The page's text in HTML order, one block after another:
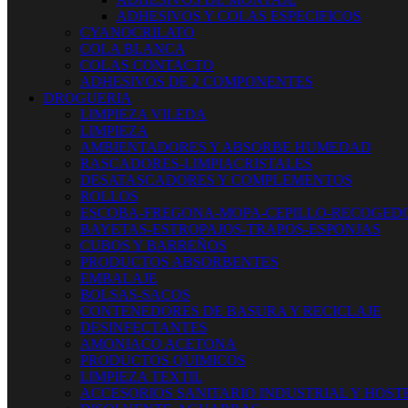
ADHESIVOS Y COLAS ESPECIFICOS
CYANOCRILATO
COLA BLANCA
COLAS CONTACTO
ADHESIVOS DE 2 COMPONENTES
DROGUERIA
LIMPIEZA VILEDA
LIMPIEZA
AMBIENTADORES Y ABSORBE HUMEDAD
RASCADORES-LIMPIACRISTALES
DESATASCADORES Y COMPLEMENTOS
ROLLOS
ESCOBA-FREGONA-MOPA-CEPILLO-
BAYETAS-ESTROPAJOS-TRAPOS-ESPONJAS
CUBOS Y BARREÑOS
PRODUCTOS ABSORBENTES
EMBALAJE
BOLSAS-SACOS
CONTENEDORES DE BASURA Y RECICLAJE
DESINFECTANTES
AMONIACO ACETONA
PRODUCTOS QUIMICOS
LIMPIEZA TEXTIL
ACCESORIOS SANITARIO INDUSTRIAL Y